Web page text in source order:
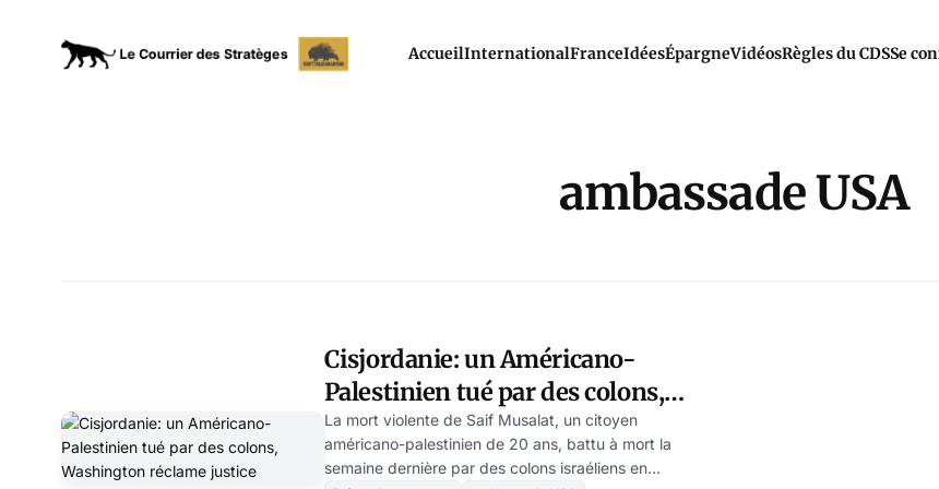
AccueilInternationalFranceIdéesÉpargneVidéosRègles du CDSSe
ambassade USA
Cisjordanie: un Américano-
Palestinien tué par des colons,
Washington réclame justice
La mort violente de Saif Musalat, un citoyen
américano-palestinien de 20 ans, battu à mort la
semaine dernière par des colons israéliens en